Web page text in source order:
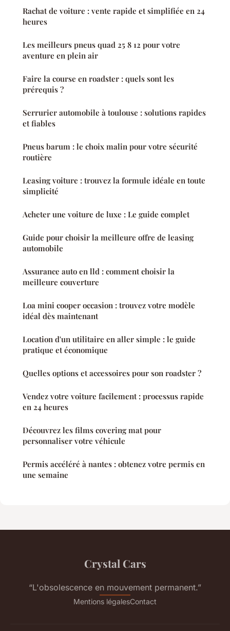
Rachat de voiture : vente rapide et simplifiée en 24
heures
Les meilleurs pneus quad 25 8 12 pour votre
aventure en plein air
Faire la course en roadster : quels sont les
prérequis ?
Serrurier automobile à toulouse : solutions rapides
et fiables
Pneus barum : le choix malin pour votre sécurité
routière
Leasing voiture : trouvez la formule idéale en toute
simplicité
Acheter une voiture de luxe : Le guide complet
Guide pour choisir la meilleure offre de leasing
automobile
Assurance auto en lld : comment choisir la
meilleure couverture
Loa mini cooper occasion : trouvez votre modèle
idéal dès maintenant
Location d'un utilitaire en aller simple : le guide
pratique et économique
Quelles options et accessoires pour son roadster ?
Vendez votre voiture facilement : processus rapide
en 24 heures
Découvrez les films covering mat pour
personnaliser votre véhicule
Permis accéléré à nantes : obtenez votre permis en
une semaine
Crystal Cars
“L'obsolescence en mouvement permanent.”
Mentions légalesContact